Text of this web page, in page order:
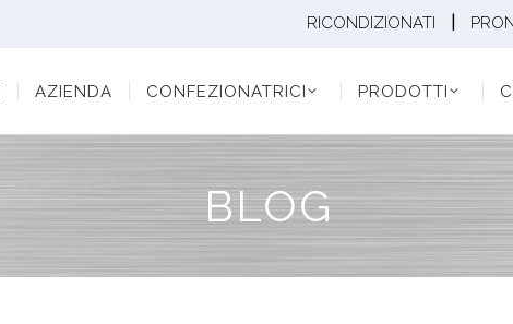
RICONDIZIONATI
AZIENDA CONFEZIONATRICI PRODOTTI
PRODOTTI
BLOG